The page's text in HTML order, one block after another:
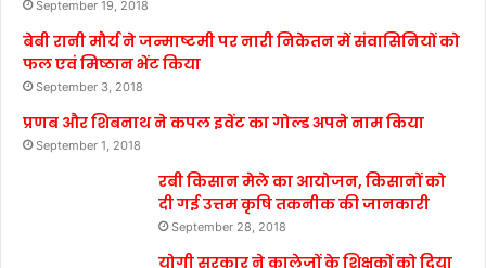
September 19, 2018
बेबी रानी मौर्य ने जन्माष्टमी पर नारी निकेतन में संवासिनियों को
फल एवं मिष्ठान भेंट किया
September 3, 2018
प्रणब और शिबनाथ ने कपल इवेंट का गोल्ड अपने नाम किया
September 1, 2018
रबी किसान मेले का आयोजन, किसानों को
दी गई उत्तम कृषि तकनीक की जानकारी
September 28, 2018
योगी सरकार ने कालेजों के शिक्षकों को दिया